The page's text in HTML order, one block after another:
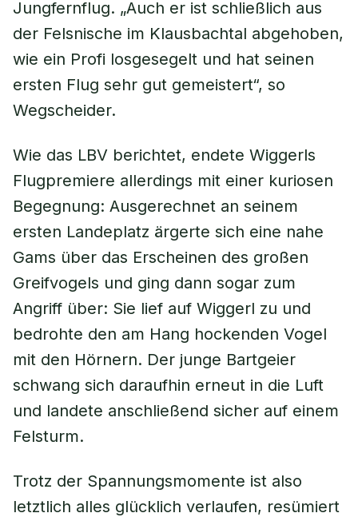
Jungfernflug. „Auch er ist schließlich aus
der Felsnische im Klausbachtal abgehoben,
wie ein Profi losgesegelt und hat seinen
ersten Flug sehr gut gemeistert“, so
Wegscheider.
Wie das LBV berichtet, endete Wiggerls
Flugpremiere allerdings mit einer kuriosen
Begegnung: Ausgerechnet an seinem
ersten Landeplatz ärgerte sich eine nahe
Gams über das Erscheinen des großen
Greifvogels und ging dann sogar zum
Angriff über: Sie lief auf Wiggerl zu und
bedrohte den am Hang hockenden Vogel
mit den Hörnern. Der junge Bartgeier
schwang sich daraufhin erneut in die Luft
und landete anschließend sicher auf einem
Felsturm.
Trotz der Spannungsmomente ist also
letztlich alles glücklich verlaufen, resümiert